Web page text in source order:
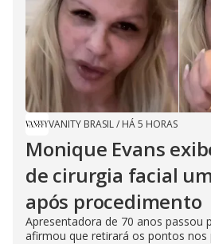
VANITY BRASIL/ HÁ 5 HORAS
Monique Evans
de cirurgia facial
após procedimento
Apresentadora de 70 anos passou
afirmou que retirará os pontos nos